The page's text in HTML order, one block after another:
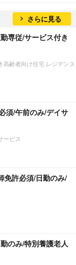
さらに見る
専従/サービス付き
齢者向け住宅 レジデンス
須/午前のみ/デイサ
ービス
免許必須/日勤のみ/
のみ/特別養護老人